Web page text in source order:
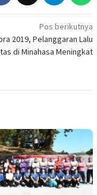
Pos berikutnya
2019, Pelanggaran Lalu
di Minahasa Meningkat